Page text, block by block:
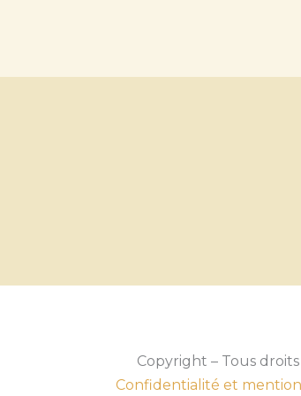
Copyright – Tous
Confidentialité et